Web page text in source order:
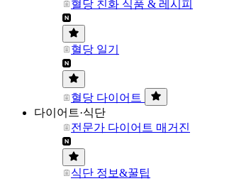
혈당 친화 식품 & 레시피
혈당 일기
혈당 다이어트
다이어트·식단
전문가 다이어트 매거진
식단 정보&꿀팁